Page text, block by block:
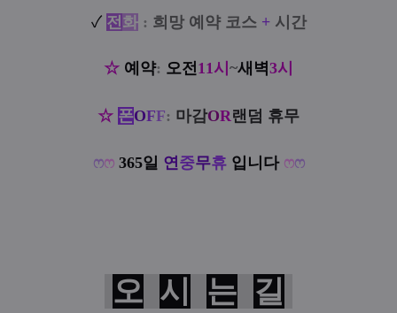
✓ 전화 : 희망 예약 코스 + 시간
☆ 예약: 오전11시 ~새벽 3시
☆ 폰OFF: 마감OR랜덤 휴무
ෆෆ365일 연중무휴입니다 ෆෆ
오 시 는 길